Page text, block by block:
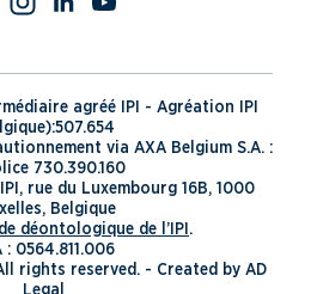
agréé IPI - Agréation IPI
via AXA Belgium S.A. :
730.390.160
rue du Luxembourg 16B, 1000
Belgique
déontologique de l’IPI .
: 0564.811.006
rights reserved. - Created by AD